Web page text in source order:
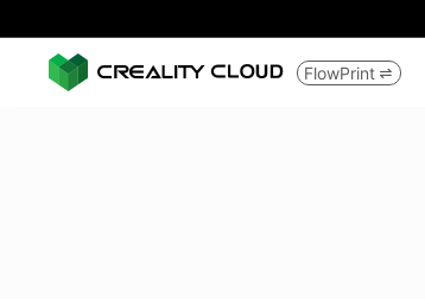
FlowPrint 